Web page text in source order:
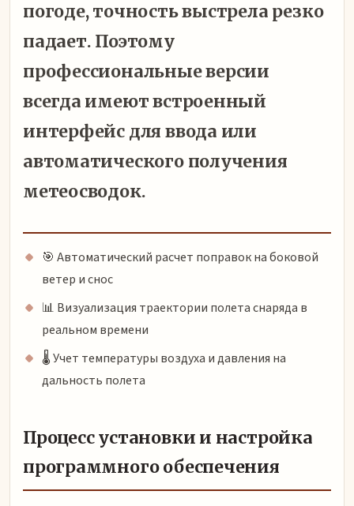
погоде, точность выстрела резко
падает. Поэтому
профессиональные версии
всегда имеют встроенный
интерфейс для ввода или
автоматического получения
метеосводок.
🎯 Автоматический расчет поправок на боковой
ветер и снос
📊 Визуализация траектории полета снаряда в
реальном времени
🌡️ Учет температуры воздуха и давления на
дальность полета
Процесс установки и настройка
программного обеспечения